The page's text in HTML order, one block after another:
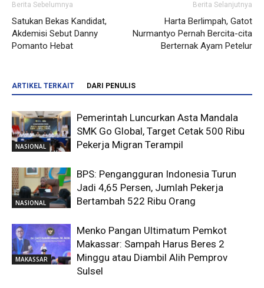
Berita Sebelumnya
Satukan Bekas Kandidat,
Akdemisi Sebut Danny
Pomanto Hebat
Berita Selanjutnya
Harta Berlimpah, Gatot
Nurmantyo Pernah Bercita-cita
Berternak Ayam Petelur
ARTIKEL TERKAIT DARI PENULIS
NASIONAL
Pemerintah Luncurkan Asta Mandala
SMK Go Global, Target Cetak 500 Ribu
Pekerja Migran Terampil
NASIONAL
BPS: Pengangguran Indonesia Turun
Jadi 4,65 Persen, Jumlah Pekerja
Bertambah 522 Ribu Orang
MAKASSAR
Menko Pangan Ultimatum Pemkot
Makassar: Sampah Harus Beres 2
Minggu atau Diambil Alih Pemprov
Sulsel